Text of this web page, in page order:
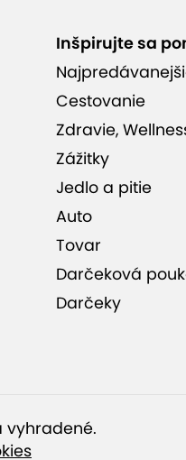
Ponuka
na 1 až 4 noci s
raňajky
osoby na 1 až 4 noci
raňajky
Inšpirujte sa
Cestovanie
Zdravie,
Zážitky
Jedlo a pitie
Auto
Tovar
Darčeková
Darčeky
vyhradené.